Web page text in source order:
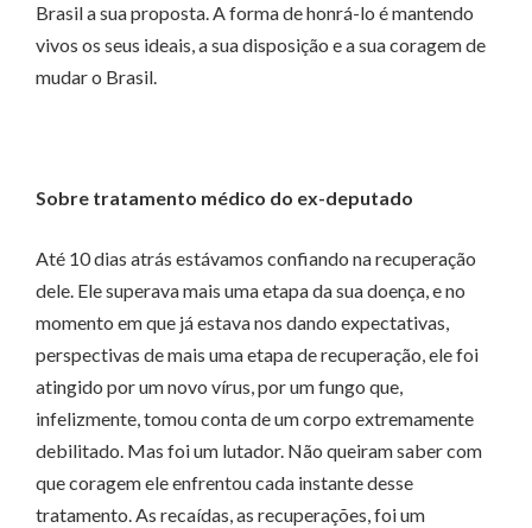
Brasil a sua proposta. A forma de honrá-lo é mantendo
vivos os seus ideais, a sua disposição e a sua coragem de
mudar o Brasil.
Sobre tratamento médico do ex-deputado
Até 10 dias atrás estávamos confiando na recuperação
dele. Ele superava mais uma etapa da sua doença, e no
momento em que já estava nos dando expectativas,
perspectivas de mais uma etapa de recuperação, ele foi
atingido por um novo vírus, por um fungo que,
infelizmente, tomou conta de um corpo extremamente
debilitado. Mas foi um lutador. Não queiram saber com
que coragem ele enfrentou cada instante desse
tratamento. As recaídas, as recuperações, foi um